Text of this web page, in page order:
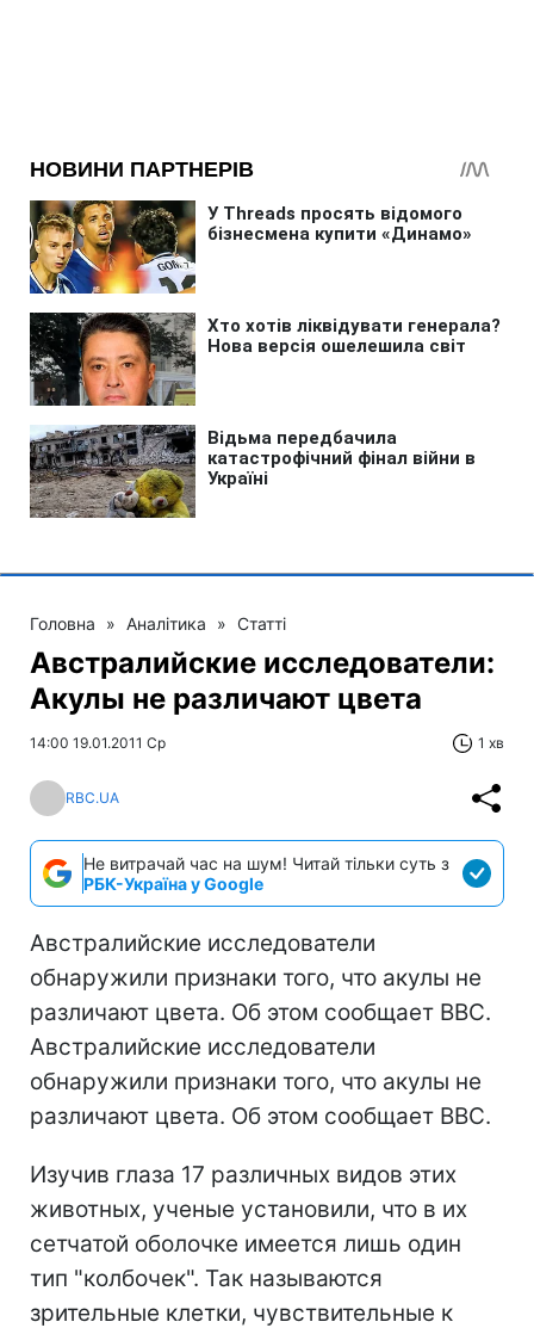
Головна » Аналітика » Статті
Австралийские исследователи:
Акулы не различают цвета
14:00 19.01.2011 Ср 1 хв
RBC.UA
Не витрачай час на шум! Читай тільки суть з
РБК-Україна у Google
Австралийские исследователи
обнаружили признаки того, что акулы не
различают цвета. Об этом сообщает ВВС.
Австралийские исследователи
обнаружили признаки того, что акулы не
различают цвета. Об этом сообщает ВВС.
Изучив глаза 17 различных видов этих
животных, ученые установили, что в их
сетчатой оболочке имеется лишь один
тип "колбочек". Так называются
зрительные клетки, чувствительные к